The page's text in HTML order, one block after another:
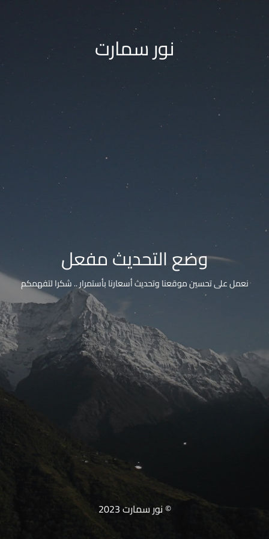
نور سمارت
وضع التحديث مفعل
نعمل على تحسين موقعنا وتحديث أسعارنا بأستمرار .. شكرا لتفهمكم
© نور سمارت 2023